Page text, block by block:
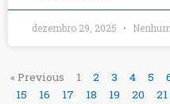
dezembro 29, 2025
« Previous 1 2 3 4 5
15
16 17 18 19 20 21